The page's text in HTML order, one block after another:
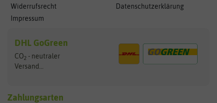
Widerrufsrecht
Impressum
Datenschutzerklärung
DHL GoGreen
CO2 - neutraler
Versand...
Zahlungsarten